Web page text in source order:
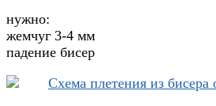
нужно:
жемчуг 3-4 мм
падение бисер